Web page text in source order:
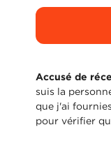
Accusé de
suis la
que j'ai
pour vérifier